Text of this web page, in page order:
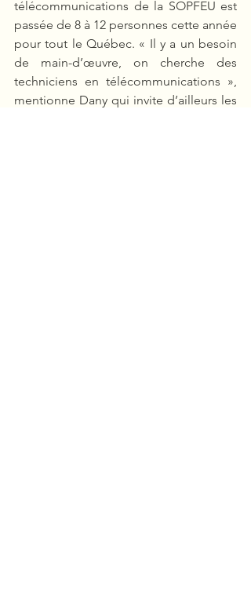
télécommunications de la SOPFEU est
passée de 8 à 12 personnes cette année
pour tout le Québec. « Il y a un besoin
de main-d’œuvre, on cherche des
techniciens en télécommunications »,
mentionne Dany qui invite d’ailleurs les